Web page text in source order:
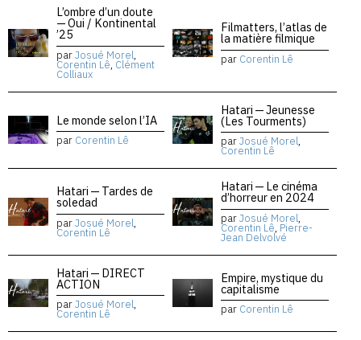
L’ombre d’un doute
— Oui / Kontinental
’25
parJosué Morel,
Corentin Lê, Clément
Colliaux
Filmatters, l’atlas de
la matière filmique
par Corentin Lê
Le monde selon l’IA
par Corentin Lê
Hatari — Jeunesse
(Les Tourments)
parJosué Morel,
Corentin Lê
Hatari — Tardes de
soledad
parJosué Morel,
Corentin Lê
Hatari — Le cinéma
d’horreur en 2024
parJosué Morel,
Corentin Lê, Pierre-
Jean Delvolvé
Hatari — DIRECT
ACTION
parJosué Morel,
Corentin Lê
Empire, mystique du
capitalisme
par Corentin Lê